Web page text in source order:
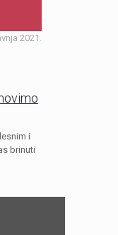
2021.
i
brinuti